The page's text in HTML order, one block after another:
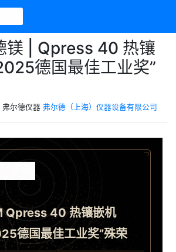
镁 | Qpress 40 热镶
德国最佳工业奖”
尔德仪器 弗尔德（上海）仪器设备有限公司
Qpress 40 热镶嵌机
德国最佳工业奖”殊荣